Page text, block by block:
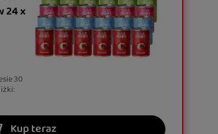
24 x
30
Kup teraz